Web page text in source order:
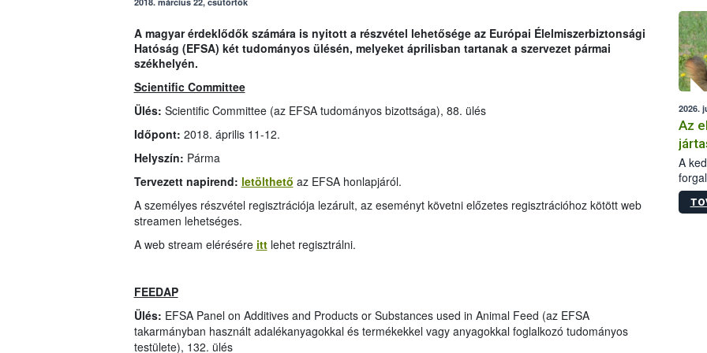
A magyar érdeklődők számára is nyitott a részvétel lehetősége az Európai Élelmiszerbiztonsági
Hatóság (EFSA) két tudományos ülésén, melyeket áprilisban tartanak a szervezet pármai
székhelyén.
Scientific Committee
Ülés: Scientific Committee (az EFSA tudományos bizottsága), 88. ülés
Időpont: 2018. április 11-12.
Helyszín: Párma
Tervezett napirend: letölthető az EFSA honlapjáról.
A személyes részvétel regisztrációja lezárult, az eseményt követni előzetes regisztrációhoz kötött web
streamen lehetséges.
A web stream elérésére ittlehet regisztrálni.
FEEDAP
Ülés: EFSA Panel on Additives and Products or Substances used in Animal Feed (az EFSA
takarmányban használt adalékanyagokkal és termékekkel vagy anyagokkal foglalkozó tudományos
testülete), 132. ülés
2026.
Az
A